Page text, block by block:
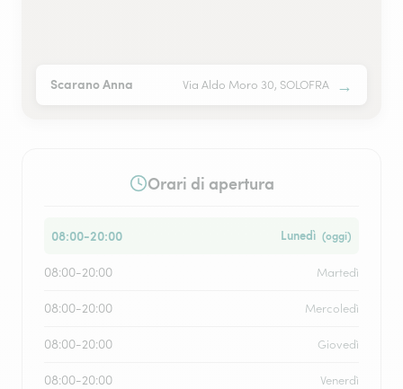
Scarano Anna Via Aldo Moro 30, SOLOFRA →
Orari di apertura
08:00-20:00 Lunedì (oggi)
08:00-20:00 Martedì
08:00-20:00 Mercoledì
08:00-20:00 Giovedì
08:00-20:00 Venerdì